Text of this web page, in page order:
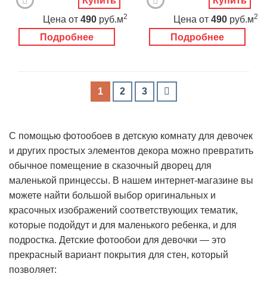
Подробнее
Цена от 490 руб.м2
Подробнее
Цена от 490 руб.м2
1 2 3
С помощью фотообоев в детскую комнату для девочек
и других простых элементов декора можно превратить
обычное помещение в сказочный дворец для
маленькой принцессы. В нашем интернет-магазине вы
можете найти большой выбор оригинальных и
красочных изображений соответствующих тематик,
которые подойдут и для маленького ребенка, и для
подростка. Детские фотообои для девочки — это
прекрасный вариант покрытия для стен, который
позволяет: